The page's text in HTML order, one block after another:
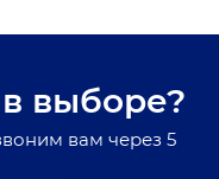
выборе?
вам через 5